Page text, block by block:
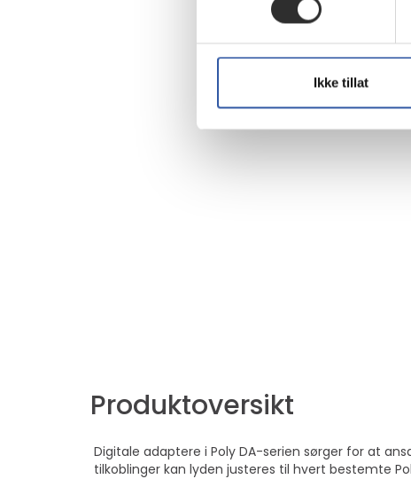
Ikke tillat
Produktoversikt
Digitale adaptere i Poly DA-serien sørger for at
tilkoblinger kan lyden justeres til hvert bestemte